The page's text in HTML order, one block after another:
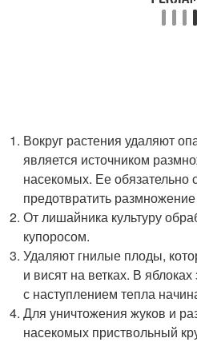
Вокруг растения удаляют
является источником
насекомых. Ее обязательно
предотвратить
От лишайника культуру
купоросом.
Удаляют гнилые плоды,
и висят на ветках. В
с наступлением тепла
Для уничтожения жуков и
насекомых приствольный